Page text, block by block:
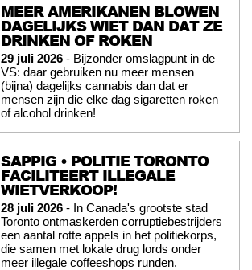
MEER AMERIKANEN BLOWEN
DAGELIJKS WIET DAN DAT ZE
DRINKEN OF ROKEN
29 juli 2026 - Bijzonder omslagpunt in de
VS: daar gebruiken nu meer mensen
(bijna) dagelijks cannabis dan dat er
mensen zijn die elke dag sigaretten roken
of alcohol drinken!
SAPPIG • POLITIE TORONTO
FACILITEERT ILLEGALE
WIETVERKOOP!
28 juli 2026 - In Canada's grootste stad
Toronto ontmaskerden corruptiebestrijders
een aantal rotte appels in het politiekorps,
die samen met lokale drug lords onder
meer illegale coffeeshops runden.